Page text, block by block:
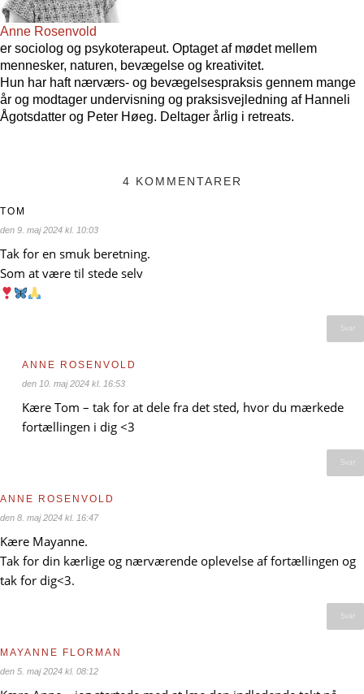
Anne Rosenvold
er sociolog og psykoterapeut. Optaget af mødet mellem
mennesker, naturen, bevægelse og kreativitet.
Hun har haft nærværs- og bevægelsespraksis gennem mange
år og modtager undervisning og praksisvejledning af Hanneli
Ågotsdatter og Peter Høeg. Deltager årlig i retreats.
4 KOMMENTARER
TOM
den 9. maj 2024 kl. 10:03
Tak for en smuk beretning.
Som at være til stede selv
Svar
ANNE ROSENVOLD
den 10. maj 2024 kl. 16:53
Kære Tom – tak for at dele fra det sted, hvor du mærkede
fortællingen i dig <3
Svar
ANNE ROSENVOLD
den 8. maj 2024 kl. 16:47
Kære Mayanne.
Tak for din kærlige og nærværende oplevelse af fortællingen og
tak for dig<3.
Svar
MAYANNE FLORMAN
den 5. maj 2024 kl. 08:12